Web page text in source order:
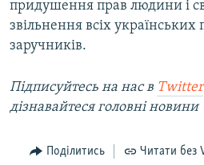
придушення прав людини і
звільнення всіх українських
заручників.
Підписуйтесь на наc в Twitter
дізнавайтеся головні новини
Поділитись Читати без